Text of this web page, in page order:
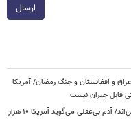
ارسال
و افغانستان و جنگ رمضان/ آمریکا
علم‌الهدی: آنها که از اتمام جنگ می‌گویند مثل منافقین‌اند/ آدم بی‌عقلی می‌گوید آمریکا ۱۰ هزار